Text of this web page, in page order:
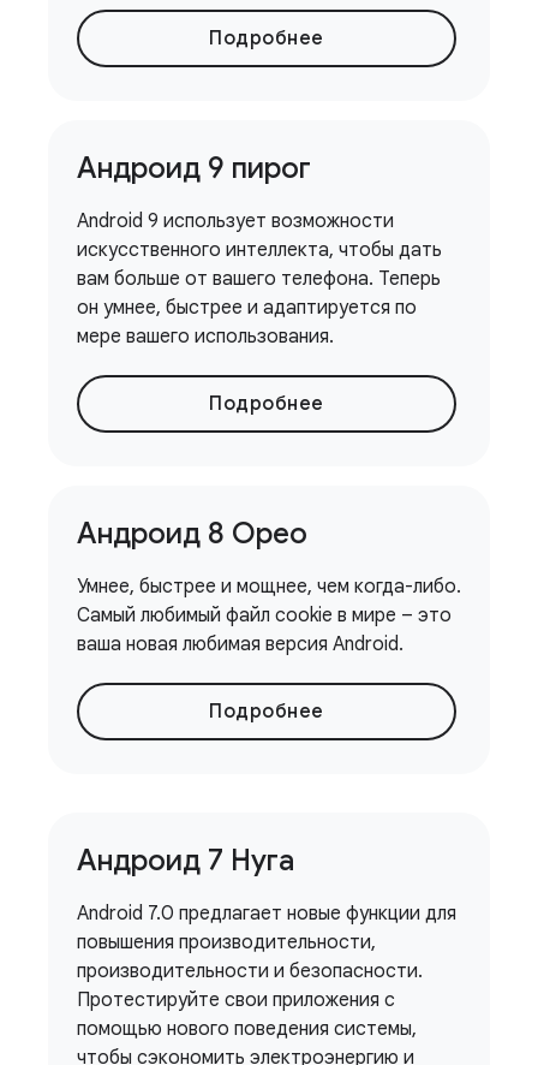
Подробнее
Андроид 9 пирог
Android 9 использует возможности
искусственного интеллекта, чтобы дать
вам больше от вашего телефона. Теперь
он умнее, быстрее и адаптируется по
мере вашего использования.
Подробнее
Андроид 8 Орео
Умнее, быстрее и мощнее, чем когда-либо.
Самый любимый файл cookie в мире – это
ваша новая любимая версия Android.
Подробнее
Андроид 7 Нуга
Android 7.0 предлагает новые функции для
повышения производительности,
производительности и безопасности.
Протестируйте свои приложения с
помощью нового поведения системы,
чтобы сэкономить электроэнергию и